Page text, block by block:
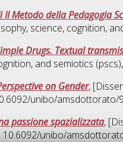
Metodo della Pedagogia
science, cognition,
Drugs. Textual
and semiotics (pscs)
on Gender,
unibo/amsdottorato/
passione spazializzata,
10.6092/unibo/